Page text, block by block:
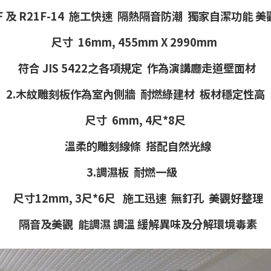
R21F-14 施工快速 隔熱隔音防潮 獨家自潔功能 美
尺寸 16mm, 455mm X 2990mm
符合 JIS 5422之各項規定 作為演講廳走道壁面材
2.木紋雕刻板作為室內側牆 耐燃綠建材 板材穩定性高
尺寸 6mm, 4尺*8尺
溫柔的雕刻線條 搭配自然光線
3.調濕板 耐燃一級
尺寸12mm, 3尺*6尺 施工迅速 無釘孔 美觀好整理
隔音及美觀 能調濕 調溫 緩解異味及分解環境毒素